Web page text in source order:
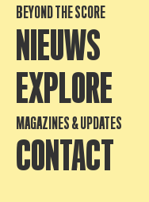
BEYOND THE SCORE
NIEUWS
EXPLORE
MAGAZINES & UPDATES
CONTACT